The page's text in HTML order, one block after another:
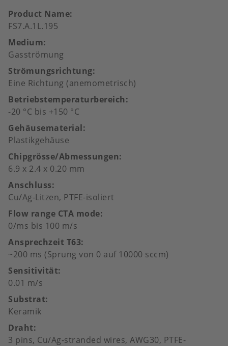
Product Name
FS7.A.1L.195
Medium
Gasströmung
Strömungsrichtung
Eine Richtung (anemometrisch)
Betriebstemperaturbereich
-20 °C bis +150 °C
Gehäusematerial
Plastikgehäuse
Chipgrösse/Abmessungen
6.9 x 2.4 x 0.20 mm
Anschluss
Cu/Ag-Litzen, PTFE-isoliert
Flow range CTA mode
0/ms bis 100 m/s
Ansprechzeit T63
~200 ms (Sprung von 0 auf 10000 sccm)
Sensitivität
0.01 m/s
Substrat
Keramik
Draht
3 pins, Cu/Ag-stranded wires, AWG30, PTFE-